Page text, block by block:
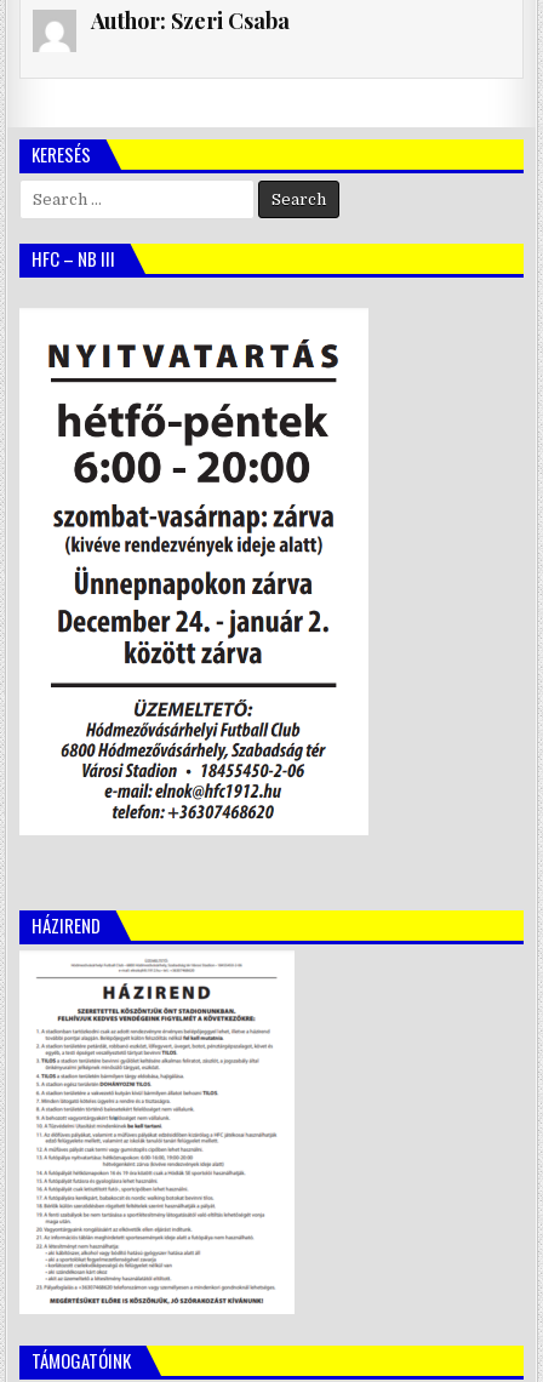
Author: Szeri Csaba
KERESÉS
Search
for:
HFC – NB III
HÁZIREND
TÁMOGATÓINK